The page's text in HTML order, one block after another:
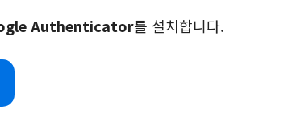
Authenticator를 설치합니다.